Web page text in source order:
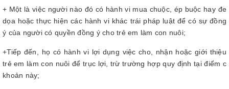
+ Một là việc người nào đó có hành vi mua chuộc, ép buộc hay đe
dọa hoặc thực hiện các hành vi khác trái pháp luật để có sự đồng
ý của người có quyền đồng ý cho trẻ em làm con nuôi;
+Tiếp đến, họ có hành vi lợi dụng việc cho, nhận hoặc giới thiệu
trẻ em làm con nuôi để trục lợi, trừ trường hợp quy định tại điểm c
khoản này;